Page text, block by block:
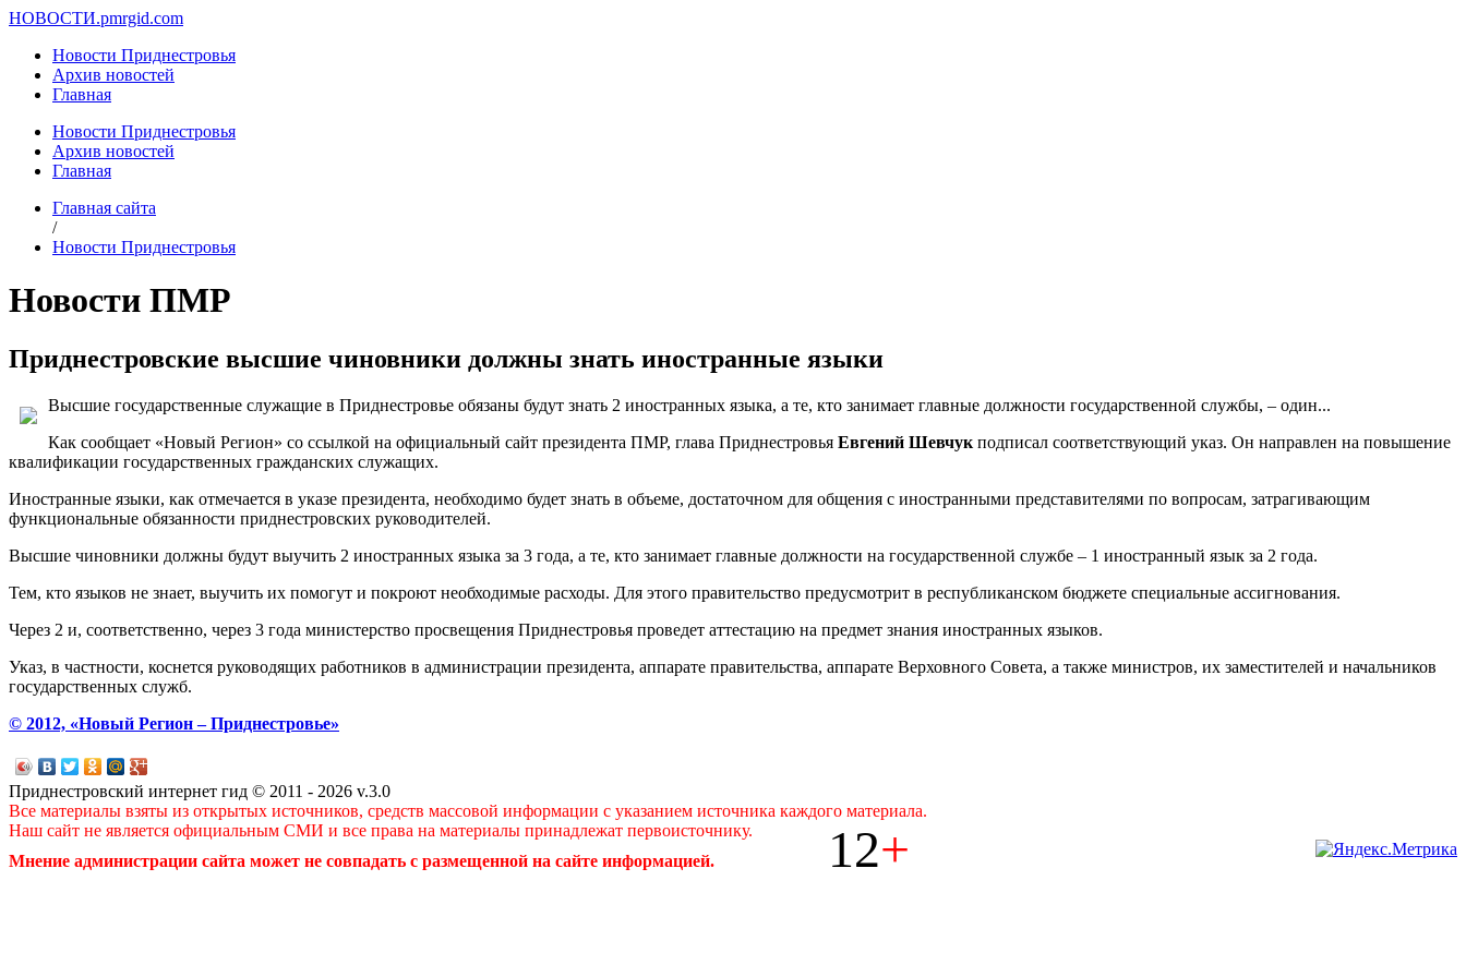
НОВОСТИ.pmrgid.com
Новости Приднестровья
Архив новостей
Главная
Новости Приднестровья
Архив новостей
Главная
Главная сайта
/
Новости Приднестровья
Новости ПМР
Приднестровские высшие чиновники должны знать иностранные языки
Высшие государственные служащие в Приднестровье обязаны будут знать 2 иностранных языка, а те, кто занимает главные должности государственной службы, – один...
Как сообщает «Новый Регион» со ссылкой на официальный сайт президента ПМР, глава Приднестровья Евгений Шевчук подписал соответствующий указ. Он направлен на повышение
квалификации государственных гражданских служащих.
Иностранные языки, как отмечается в указе президента, необходимо будет знать в объеме, достаточном для общения с иностранными представителями по вопросам, затрагивающим
функциональные обязанности приднестровских руководителей.
Высшие чиновники должны будут выучить 2 иностранных языка за 3 года, а те, кто занимает главные должности на государственной службе – 1 иностранный язык за 2 года.
Тем, кто языков не знает, выучить их помогут и покроют необходимые расходы. Для этого правительство предусмотрит в республиканском бюджете специальные ассигнования.
Через 2 и, соответственно, через 3 года министерство просвещения Приднестровья проведет аттестацию на предмет знания иностранных языков.
Указ, в частности, коснется руководящих работников в администрации президента, аппарате правительства, аппарате Верховного Совета, а также министров, их заместителей и начальников
государственных служб.
© 2012, «Новый Регион – Приднестровье»
Приднестровский интернет гид © 2011 - 2026 v.3.0
Все материалы взяты из открытых источников, средств массовой информации с указанием источника каждого материала.
Наш сайт не является официальным СМИ и все права на материалы принадлежат первоисточнику.
Мнение администрации сайта может не совпадать с размещенной на сайте информацией.
12+